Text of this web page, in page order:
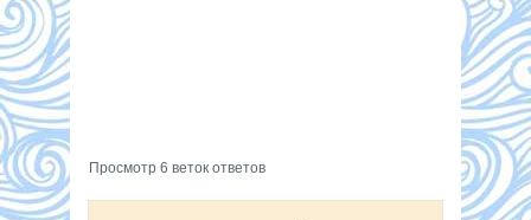
Просмотр 6 веток ответов